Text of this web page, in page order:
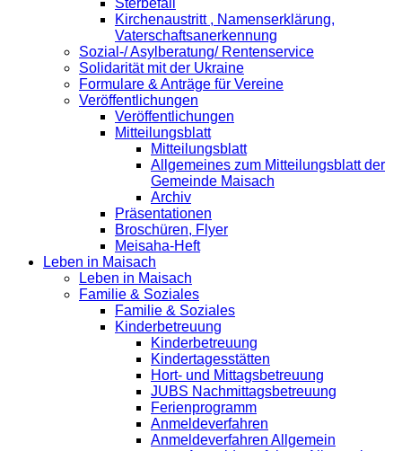
Sterbefall
Kirchenaustritt , Namenserklärung,
Vaterschaftsanerkennung
Sozial-/ Asylberatung/ Rentenservice
Solidarität mit der Ukraine
Formulare & Anträge für Vereine
Veröffentlichungen
Veröffentlichungen
Mitteilungsblatt
Mitteilungsblatt
Allgemeines zum Mitteilungsblatt der
Gemeinde Maisach
Archiv
Präsentationen
Broschüren, Flyer
Meisaha-Heft
Leben in Maisach
Leben in Maisach
Familie & Soziales
Familie & Soziales
Kinderbetreuung
Kinderbetreuung
Kindertagesstätten
Hort- und Mittagsbetreuung
JUBS Nachmittagsbetreuung
Ferienprogramm
Anmeldeverfahren
Anmeldeverfahren Allgemein